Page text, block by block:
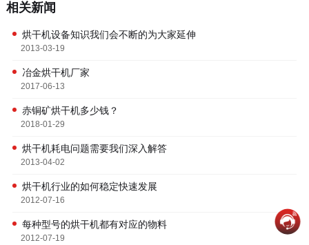
相关新闻
烘干机设备知识我们会不断的为大家延伸
2013-03-19
冶金烘干机厂家
2017-06-13
赤铜矿烘干机多少钱？
2018-01-29
烘干机耗电问题需要我们深入解答
2013-04-02
烘干机行业的如何稳定快速发展
2012-07-16
每种型号的烘干机都有对应的物料
2012-07-19